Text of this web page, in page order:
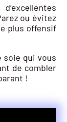
ou évitez
plus offensif
soie qui vous
de combler
!